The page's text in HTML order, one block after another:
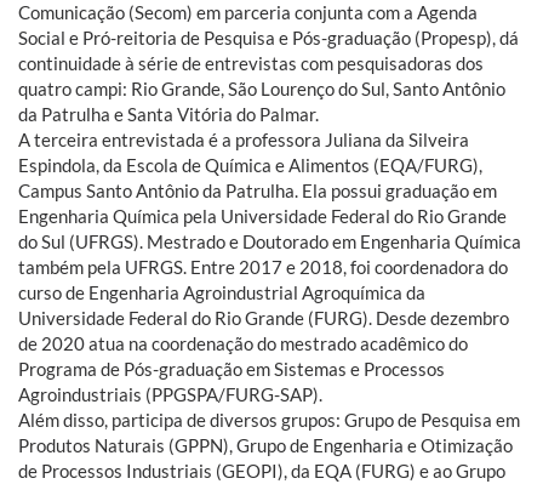
Comunicação (Secom) em parceria conjunta com a Agenda
Social e Pró-reitoria de Pesquisa e Pós-graduação (Propesp), dá
continuidade à série de entrevistas com pesquisadoras dos
quatro campi: Rio Grande, São Lourenço do Sul, Santo Antônio
da Patrulha e Santa Vitória do Palmar.
A terceira entrevistada é a professora Juliana da Silveira
Espindola, da Escola de Química e Alimentos (EQA/FURG),
Campus Santo Antônio da Patrulha. Ela possui graduação em
Engenharia Química pela Universidade Federal do Rio Grande
do Sul (UFRGS). Mestrado e Doutorado em Engenharia Química
também pela UFRGS. Entre 2017 e 2018, foi coordenadora do
curso de Engenharia Agroindustrial Agroquímica da
Universidade Federal do Rio Grande (FURG). Desde dezembro
de 2020 atua na coordenação do mestrado acadêmico do
Programa de Pós-graduação em Sistemas e Processos
Agroindustriais (PPGSPA/FURG-SAP).
Além disso, participa de diversos grupos: Grupo de Pesquisa em
Produtos Naturais (GPPN), Grupo de Engenharia e Otimização
de Processos Industriais (GEOPI), da EQA (FURG) e ao Grupo